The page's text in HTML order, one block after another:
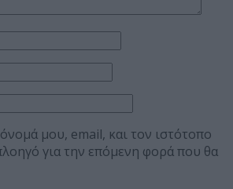
μου, email, και τον ιστότοπο
για την επόμενη φορά που θα